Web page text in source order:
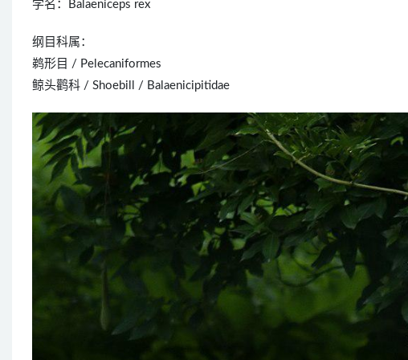
学名：Balaeniceps rex
纲目科属：
鹈形目 / Pelecaniformes
鲸头鹳科 / Shoebill / Balaenicipitidae